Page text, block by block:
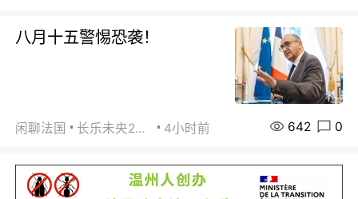
八月十五警惕恐袭！
闲聊法国 长乐未央2015 4小时前 642 0